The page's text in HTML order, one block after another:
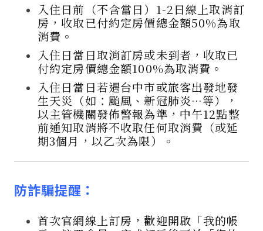
入住日前（不含當日）1-2日線上取消訂
房，收取已付約定房價總金額50%為取
消費。
入住日當日取消訂房或未到者，收取已
付約定房價總金額100%為取消費。
入住日當日若遇台中市或旅客出發地發
生天災（如：颱風、新冠肺炎…等），
以主管機關發佈警報為準，中午12點整
前通知取消將不收取任何取消費（或延
期3個月，以乙次為限）。
防詐騙提醒：
首次官網線上訂房，歡迎開啟「我的帳